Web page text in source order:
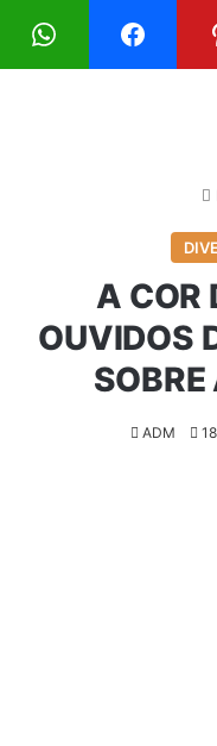
Menu
A COR
OUVIDOS
ADM